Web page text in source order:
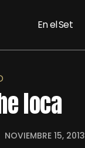
En el Set
loca
NOVIEMBRE 15, 2013